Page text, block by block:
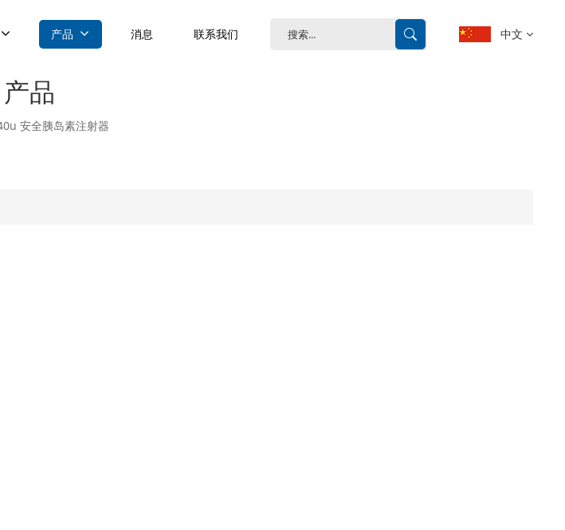
产品 消息 联系我们 中文
产品
安全胰岛素注射器